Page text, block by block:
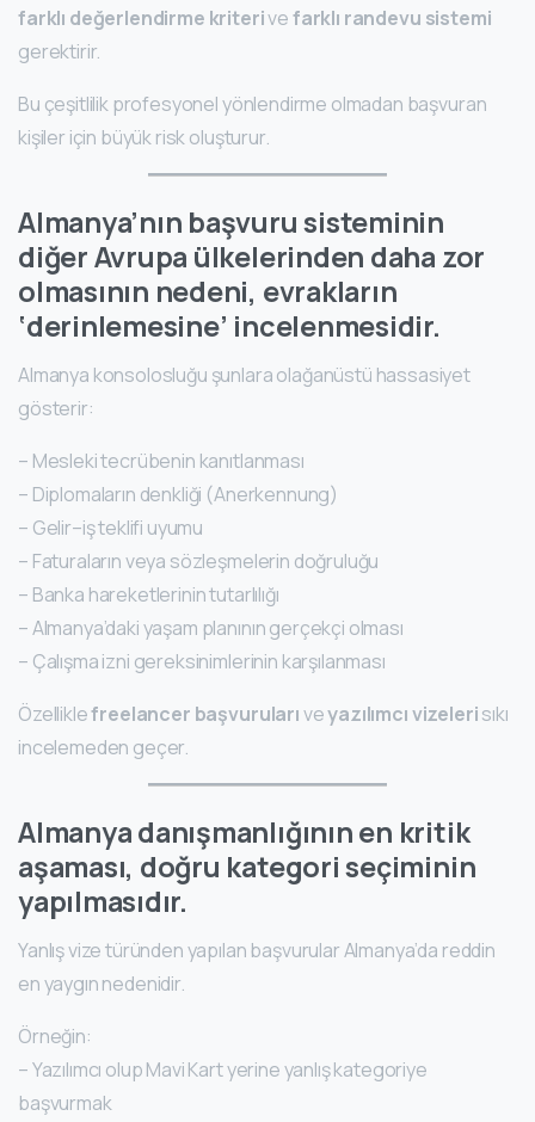
farklı değerlendirme kriterivefarklı randevu sistemi
gerektirir.
Bu çeşitlilik profesyonel yönlendirme olmadan başvuran
kişiler için büyük risk oluşturur.
Almanya’nın başvuru sisteminin
diğer Avrupa ülkelerinden daha zor
olmasının nedeni, evrakların
‘derinlemesine’ incelenmesidir.
Almanya konsolosluğu şunlara olağanüstü hassasiyet
gösterir:
– Mesleki tecrübenin kanıtlanması
– Diplomaların denkliği (Anerkennung)
– Gelir–iş teklifi uyumu
– Faturaların veya sözleşmelerin doğruluğu
– Banka hareketlerinin tutarlılığı
– Almanya’daki yaşam planının gerçekçi olması
– Çalışma izni gereksinimlerinin karşılanması
Özelliklefreelancer başvurularıveyazılımcı vizelerisıkı
incelemeden geçer.
Almanya danışmanlığının en kritik
aşaması, doğru kategori seçiminin
yapılmasıdır.
Yanlış vize türünden yapılan başvurular Almanya’da reddin
en yaygın nedenidir.
Örneğin:
– Yazılımcı olup Mavi Kart yerine yanlış kategoriye
başvurmak